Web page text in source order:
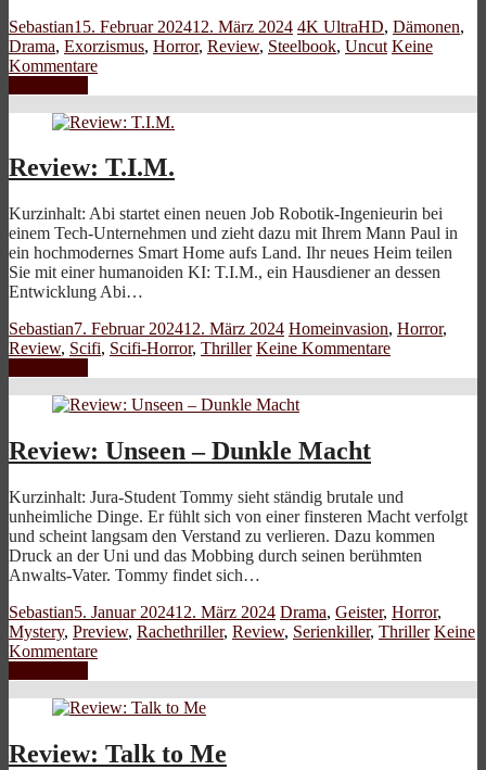
Sebastian15. Februar 202412. März 2024 4K UltraHD, Dämonen,
Drama, Exorzismus, Horror, Review, Steelbook, Uncut Keine
Kommentare
Review: T.I.M.
Kurzinhalt: Abi startet einen neuen Job Robotik-Ingenieurin bei
einem Tech-Unternehmen und zieht dazu mit Ihrem Mann Paul in
ein hochmodernes Smart Home aufs Land. Ihr neues Heim teilen
Sie mit einer humanoiden KI: T.I.M., ein Hausdiener an dessen
Entwicklung Abi…
Sebastian7. Februar 202412. März 2024 Homeinvasion, Horror,
Review, Scifi, Scifi-Horror, Thriller Keine Kommentare
Review: Unseen – Dunkle Macht
Kurzinhalt: Jura-Student Tommy sieht ständig brutale und
unheimliche Dinge. Er fühlt sich von einer finsteren Macht verfolgt
und scheint langsam den Verstand zu verlieren. Dazu kommen
Druck an der Uni und das Mobbing durch seinen berühmten
Anwalts-Vater. Tommy findet sich…
Sebastian5. Januar 202412. März 2024 Drama, Geister, Horror,
Mystery, Preview, Rachethriller, Review, Serienkiller, Thriller Keine
Kommentare
Review: Talk to Me